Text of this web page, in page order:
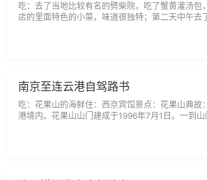
吃：去了当地比较有名的劈柴院，吃了蟹黄灌汤包
店的里面特色的小菜，味道很独特；第二天中午去
厚。住：如家快捷太平角店。景点：青岛奥林匹克
南京至连云港自驾路书
吃：花果山的海鲜住：西京宾馆景点：花果山典故
港境内。花果山山门建成于1996年7月1日。一到山
门上首为孙悟空的头像，背衬圆形图案，象征功德